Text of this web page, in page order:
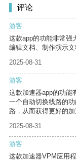
评论
游客
这款app的功能非常强
编辑文档、制作演示文
2025-08-31
游客
这款加速器app的功能
一个自动切换线路的
路，从而获得更好的加
2025-08-31
游客
这款加速器VPM应用